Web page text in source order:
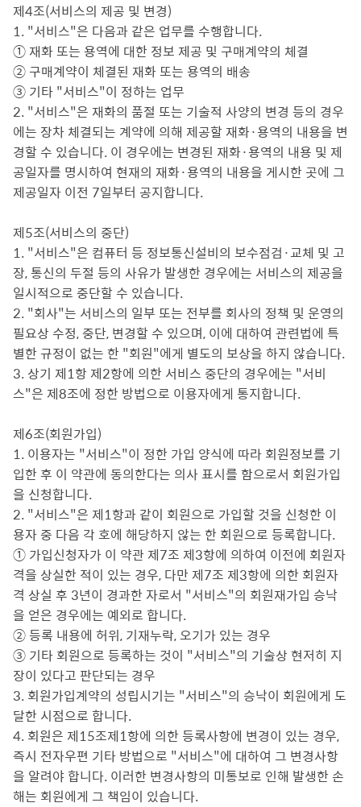
제4조(서비스의 제공 및 변경)
1. "서비스"은 다음과 같은 업무를 수행합니다.
① 재화 또는 용역에 대한 정보 제공 및 구매계약의 체결
② 구매계약이 체결된 재화 또는 용역의 배송
③ 기타 "서비스"이 정하는 업무
2. "서비스"은 재화의 품절 또는 기술적 사양의 변경 등의 경우
에는 장차 체결되는 계약에 의해 제공할 재화·용역의 내용을 변
경할 수 있습니다. 이 경우에는 변경된 재화·용역의 내용 및 제
공일자를 명시하여 현재의 재화·용역의 내용을 게시한 곳에 그
제공일자 이전 7일부터 공지합니다.
제5조(서비스의 중단)
1. "서비스"은 컴퓨터 등 정보통신설비의 보수점검·교체 및 고
장, 통신의 두절 등의 사유가 발생한 경우에는 서비스의 제공을
일시적으로 중단할 수 있습니다.
2. "회사"는 서비스의 일부 또는 전부를 회사의 정책 및 운영의
필요상 수정, 중단, 변경할 수 있으며, 이에 대하여 관련법에 특
별한 규정이 없는 한 "회원"에게 별도의 보상을 하지 않습니다.
3. 상기 제1항 제2항에 의한 서비스 중단의 경우에는 "서비
스"은 제8조에 정한 방법으로 이용자에게 통지합니다.
제6조(회원가입)
1. 이용자는 "서비스"이 정한 가입 양식에 따라 회원정보를 기
입한 후 이 약관에 동의한다는 의사 표시를 함으로서 회원가입
을 신청합니다.
2. "서비스"은 제1항과 같이 회원으로 가입할 것을 신청한 이
용자 중 다음 각 호에 해당하지 않는 한 회원으로 등록합니다.
① 가입신청자가 이 약관 제7조 제3항에 의하여 이전에 회원자
격을 상실한 적이 있는 경우, 다만 제7조 제3항에 의한 회원자
격 상실 후 3년이 경과한 자로서 "서비스"의 회원재가입 승낙
을 얻은 경우에는 예외로 합니다.
② 등록 내용에 허위, 기재누락, 오기가 있는 경우
③ 기타 회원으로 등록하는 것이 "서비스"의 기술상 현저히 지
장이 있다고 판단되는 경우
3. 회원가입계약의 성립시기는 "서비스"의 승낙이 회원에게 도
달한 시점으로 합니다.
4. 회원은 제15조제1항에 의한 등록사항에 변경이 있는 경우,
즉시 전자우편 기타 방법으로 "서비스"에 대하여 그 변경사항
을 알려야 합니다. 이러한 변경사항의 미통보로 인해 발생한 손
해는 회원에게 그 책임이 있습니다.